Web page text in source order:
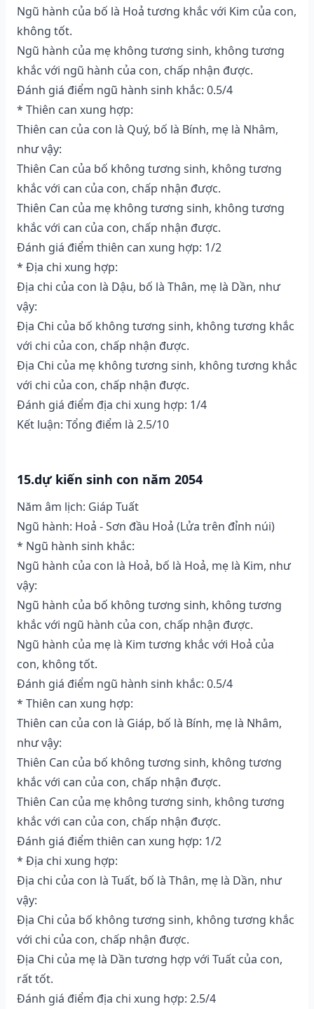
Ngũ hành của bố là Hoả tương khắc với Kim của con,
không tốt.
Ngũ hành của mẹ không tương sinh, không tương
khắc với ngũ hành của con, chấp nhận được.
Đánh giá điểm ngũ hành sinh khắc: 0.5/4
* Thiên can xung hợp:
Thiên can của con là Quý, bố là Bính, mẹ là Nhâm,
như vậy:
Thiên Can của bố không tương sinh, không tương
khắc với can của con, chấp nhận được.
Thiên Can của mẹ không tương sinh, không tương
khắc với can của con, chấp nhận được.
Đánh giá điểm thiên can xung hợp: 1/2
* Địa chi xung hợp:
Địa chi của con là Dậu, bố là Thân, mẹ là Dần, như
vậy:
Địa Chi của bố không tương sinh, không tương khắc
với chi của con, chấp nhận được.
Địa Chi của mẹ không tương sinh, không tương khắc
với chi của con, chấp nhận được.
Đánh giá điểm địa chi xung hợp: 1/4
Kết luận: Tổng điểm là 2.5/10
15.dự kiến sinh con năm 2054
Năm âm lịch: Giáp Tuất
Ngũ hành: Hoả - Sơn đầu Hoả (Lửa trên đỉnh núi)
* Ngũ hành sinh khắc:
Ngũ hành của con là Hoả, bố là Hoả, mẹ là Kim, như
vậy:
Ngũ hành của bố không tương sinh, không tương
khắc với ngũ hành của con, chấp nhận được.
Ngũ hành của mẹ là Kim tương khắc với Hoả của
con, không tốt.
Đánh giá điểm ngũ hành sinh khắc: 0.5/4
* Thiên can xung hợp:
Thiên can của con là Giáp, bố là Bính, mẹ là Nhâm,
như vậy:
Thiên Can của bố không tương sinh, không tương
khắc với can của con, chấp nhận được.
Thiên Can của mẹ không tương sinh, không tương
khắc với can của con, chấp nhận được.
Đánh giá điểm thiên can xung hợp: 1/2
* Địa chi xung hợp:
Địa chi của con là Tuất, bố là Thân, mẹ là Dần, như
vậy:
Địa Chi của bố không tương sinh, không tương khắc
với chi của con, chấp nhận được.
Địa Chi của mẹ là Dần tương hợp với Tuất của con,
rất tốt.
Đánh giá điểm địa chi xung hợp: 2.5/4